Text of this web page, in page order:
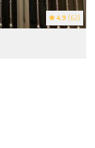
4.9 (62)